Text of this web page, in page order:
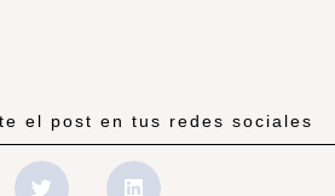
el post en tus redes sociales